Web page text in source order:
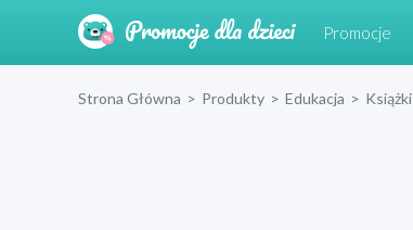
Promocje
Strona Główna > Produkty > Edukacja > Książki